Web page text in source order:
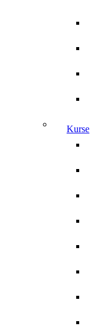
kurse